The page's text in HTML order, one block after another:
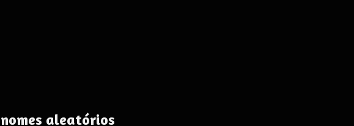
aleatórios